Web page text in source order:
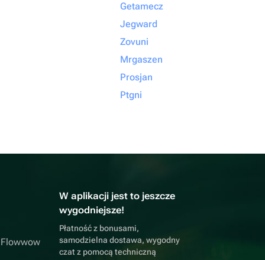
Getamecz
Jegward
Zovuni
Mrgaszen
Prosjan
Ptgni
W aplikacji jest to jeszcze
wygodniejsze!
Płatność z bonusami,
samodzielna dostawa, wygodny
czat z pomocą techniczną